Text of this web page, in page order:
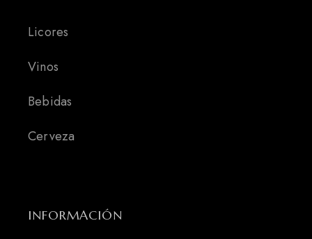
Licores
Vinos
Bebidas
Cerveza
INFORMACIÓN